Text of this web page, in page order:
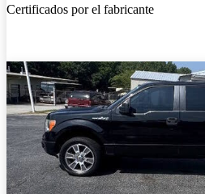
Certificados por el fabricante